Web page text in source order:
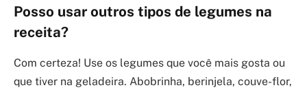
Posso usar outros tipos de legumes na
receita?
Com certeza! Use os legumes que você mais gosta ou
que tiver na geladeira. Abobrinha, berinjela, couve-flor,